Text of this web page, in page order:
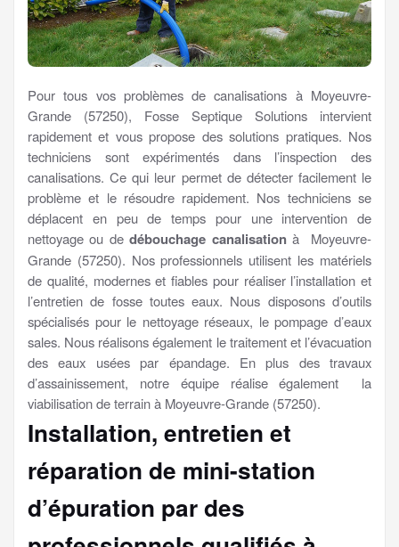
Pour tous vos problèmes de canalisations à Moyeuvre-
Grande (57250), Fosse Septique Solutions intervient
rapidement et vous propose des solutions pratiques. Nos
techniciens sont expérimentés dans l’inspection des
canalisations. Ce qui leur permet de détecter facilement le
problème et le résoudre rapidement. Nos techniciens se
déplacent en peu de temps pour une intervention de
nettoyage ou dedébouchage canalisationà Moyeuvre-
Grande (57250). Nos professionnels utilisent les matériels
de qualité, modernes et fiables pour réaliser l’installation et
l’entretien de fosse toutes eaux. Nous disposons d’outils
spécialisés pour le nettoyage réseaux, le pompage d’eaux
sales. Nous réalisons également le traitement et l’évacuation
des eaux usées par épandage. En plus des travaux
d’assainissement, notre équipe réalise également la
viabilisation de terrain à Moyeuvre-Grande (57250).
Installation, entretien et
réparation de mini-station
d’épuration par des